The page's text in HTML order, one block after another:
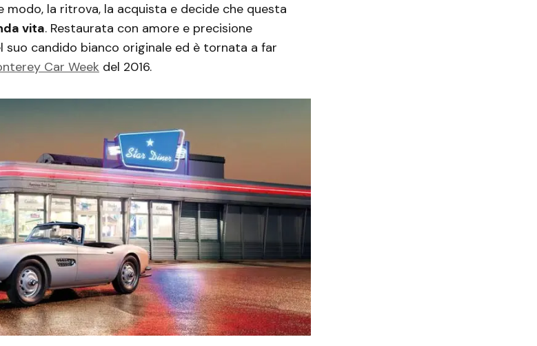
modo, la ritrova, la acquista e decide che questa
vita. Restaurata con amore e precisione
suo candido bianco originale ed è tornata a far
Car Week del 2016.